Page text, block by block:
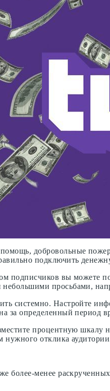
добровольные
подключить
подписчиков вы можете
небольшими просьбами,
системно. Настройте
за определенный
процентную
нужного отклика
более-менее